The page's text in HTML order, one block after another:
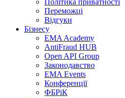
Переможцi
Відгуки
Бізнесу
EMA Academy
AntiFraud HUB
Open API Group
Законодавство
EMA Events
Конференції
ФБРіК